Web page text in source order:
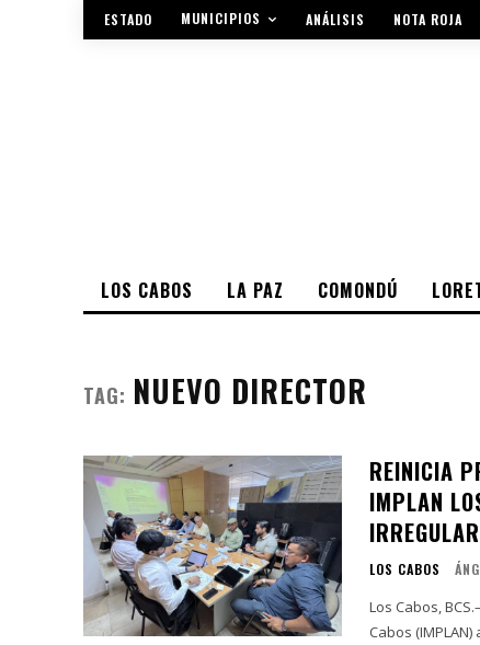
ESTADO MUNICIPIOS ANÁLISIS NOTA ROJA
LOS CABOS LA PAZ COMONDÚ
TAG: NUEVO DIRECTOR
REINICIA
IMPLAN
LOS CABOS
Los Cabos,
Cabos